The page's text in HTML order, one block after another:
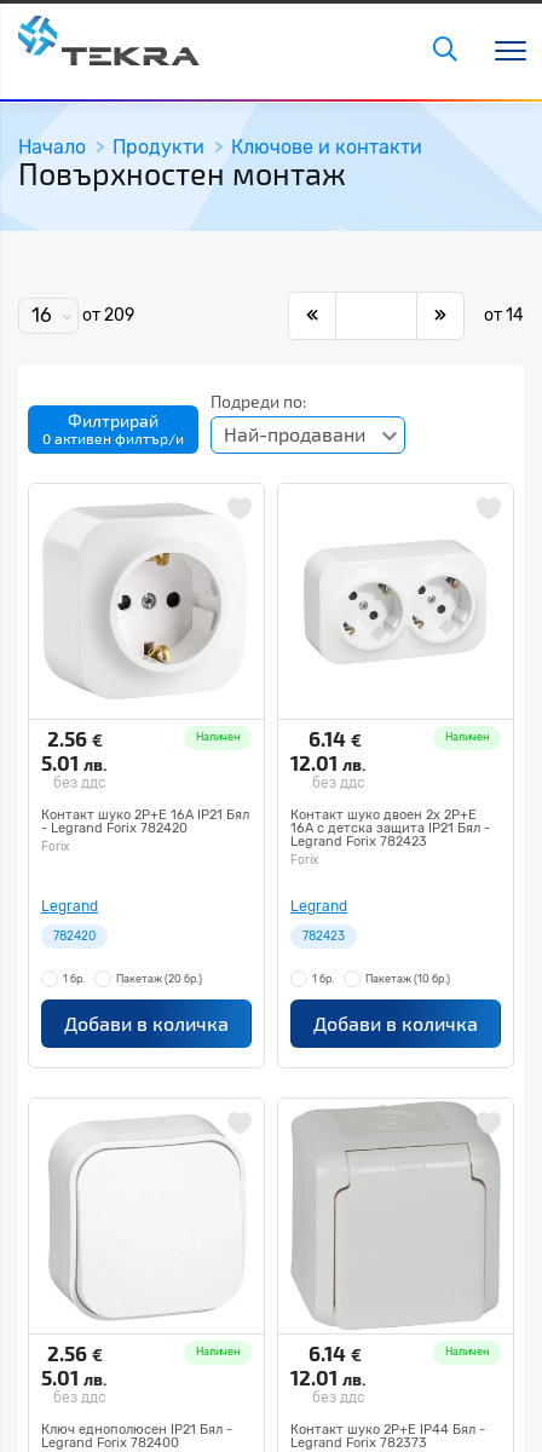
Начало Продукти Ключове и контакти
Повърхностен монтаж
16 от 209 от 14
Филтрирай
0 активен филтър/и
Подреди по:
Най-продавани
2.56 €
5.01 лв.
без ддс
Наличен
Контакт шуко 2P+E 16A IP21 Бял
- Legrand Forix 782420
Forix
Legrand
782420
1 бр. Пакетаж (20 бр.)
Добави в количка
6.14 €
12.01 лв.
без ддс
Наличен
Контакт шуко двоен 2x 2P+E
16A с детска защита IP21 Бял -
Legrand Forix 782423
Forix
Legrand
782423
1 бр. Пакетаж (10 бр.)
Добави в количка
2.56 €
5.01 лв.
без ддс
Наличен
Ключ еднополюсен IP21 Бял -
Legrand Forix 782400
6.14 €
12.01 лв.
без ддс
Наличен
Контакт шуко 2P+E IP44 Бял -
Legrand Forix 782373